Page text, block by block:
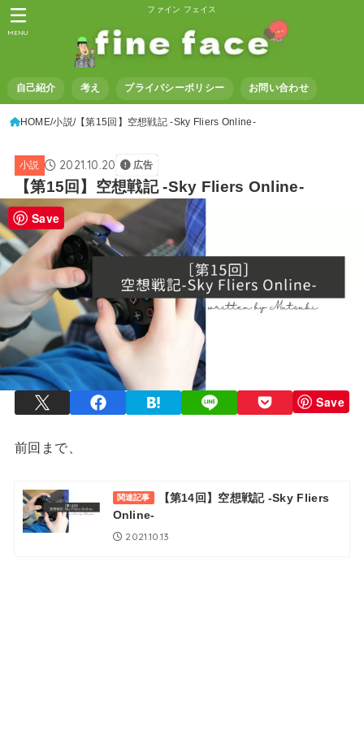
ファイン フェイス
自己紹介 考え プライバシーポリシー お問い合わせ
MENU
HOME 小説 【第15回】空想戦記 -Sky Fliers Online-
小説 2021.10.20 広告
【第15回】空想戦記 -Sky Fliers Online-
Save
前回まで、
関連記事
【第14回】空想戦記 -Sky Fliers
Online-
2021.10.13
Save